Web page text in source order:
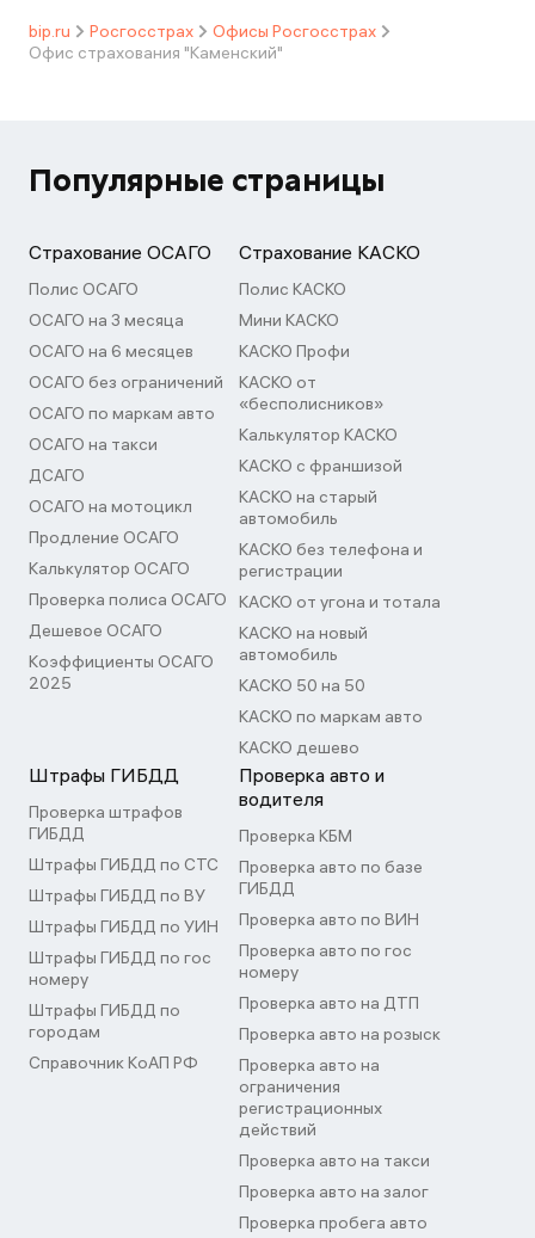
bip.ru Росгосстрах
Офисы Росгосстрах
Офис страхования "Каменский"
Популярные страницы
Страхование ОСАГО
Полис ОСАГО
ОСАГО на 3 месяца
ОСАГО на 6 месяцев
ОСАГО без ограничений
ОСАГО по маркам авто
ОСАГО на такси
ДСАГО
ОСАГО на мотоцикл
Продление ОСАГО
Калькулятор ОСАГО
Проверка полиса ОСАГО
Дешевое ОСАГО
Коэффициенты ОСАГО
2025
Страхование КАСКО
Полис КАСКО
Мини КАСКО
КАСКО Профи
КАСКО от
«бесполисников»
Калькулятор КАСКО
КАСКО с франшизой
КАСКО на старый
автомобиль
КАСКО без телефона и
регистрации
КАСКО от угона и тотала
КАСКО на новый
автомобиль
КАСКО 50 на 50
КАСКО по маркам авто
КАСКО дешево
Штрафы ГИБДД
Проверка штрафов
ГИБДД
Штрафы ГИБДД по СТС
Штрафы ГИБДД по ВУ
Штрафы ГИБДД по УИН
Штрафы ГИБДД по гос
номеру
Штрафы ГИБДД по
городам
Справочник КоАП РФ
Проверка авто и
водителя
Проверка КБМ
Проверка авто по базе
ГИБДД
Проверка авто по ВИН
Проверка авто по гос
номеру
Проверка авто на ДТП
Проверка авто на розыск
Проверка авто на
ограничения
регистрационных
действий
Проверка авто на такси
Проверка авто на залог
Проверка пробега авто